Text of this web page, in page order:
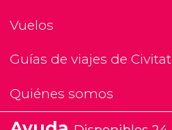
Vuelos
Guías de viajes de
Quiénes somos